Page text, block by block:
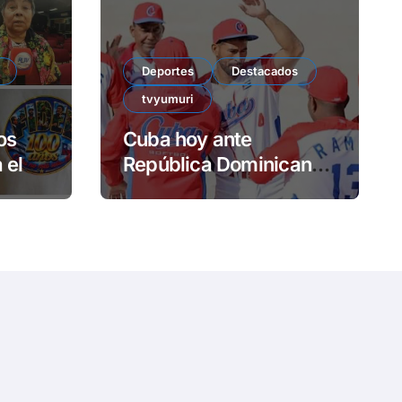
e
o
el
Deportes
Destacados
tvyumuri
Cuba hoy ante
República Dominicana
en el sóftbol